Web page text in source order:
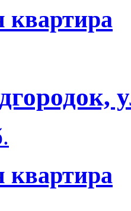
квартира
квартира